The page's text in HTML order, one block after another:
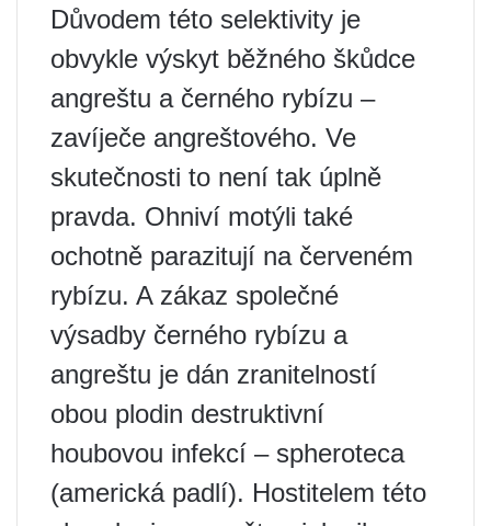
Důvodem této selektivity je
obvykle výskyt běžného škůdce
angreštu a černého rybízu –
zavíječe angreštového. Ve
skutečnosti to není tak úplně
pravda. Ohniví motýli také
ochotně parazitují na červeném
rybízu. A zákaz společné
výsadby černého rybízu a
angreštu je dán zranitelností
obou plodin destruktivní
houbovou infekcí – spheroteca
(americká padlí). Hostitelem této